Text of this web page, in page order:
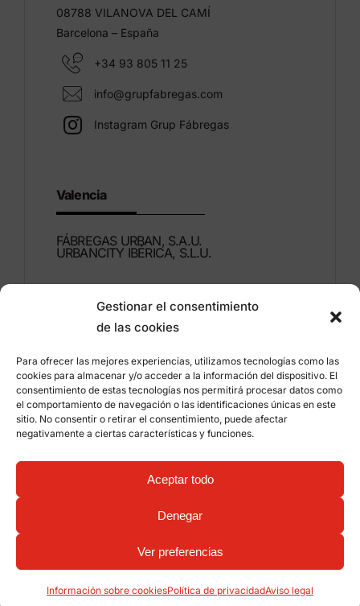
Gestionar el consentimiento
de las cookies
Para ofrecer las mejores experiencias, utilizamos tecnologías como las
cookies para almacenar y/o acceder a la información del dispositivo. El
consentimiento de estas tecnologías nos permitirá procesar datos como
el comportamiento de navegación o las identificaciones únicas en este
sitio. No consentir o retirar el consentimiento, puede afectar
negativamente a ciertas características y funciones.
Aceptar todo
Denegar
Ver preferencias
Información sobre cookiesPolítica de privacidadAviso legal
08788 VILANOVA DEL CAMÍ
Barcelona – España
+34 93 805 11 25
info@grupfabregas.com
Instagram Grup Fábregas
Valencia
FÁBREGAS URBAN, S.A.U.
URBANCITY IBÉRICA, S.L.U.
46960 ALDAIA
Valencia – España
+34 96 151 53 44
info@grupfabregas.com
Grup Fábregas
Acceso distribuidores
Aviso legal
Política de privacidad
Información sobre cookies
mobiliario urbano ECO Friendly –
qualitystudio